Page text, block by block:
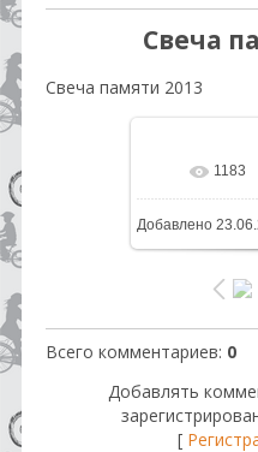
Свеча
Свеча памяти 2013
В
/
1183
Добавлено
Всего комментариев: 0
Добавлять
[